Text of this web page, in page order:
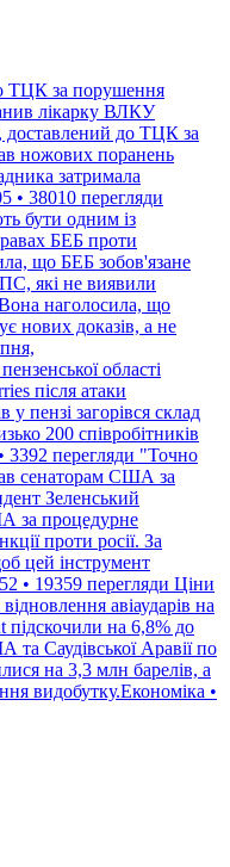
ТЦК за порушення
лікарку ВЛКУ
доставлений до ТЦК за
ножових поранень
затримала
• 38010 перегляди
бути одним із
БЕБ проти
що БЕБ зобов'язане
які не виявили
наголосила, що
нових доказів, а не
області
після атаки
у пензі загорівся склад
200 співробітників
3392 перегляди "Точно
сенаторам США за
Зеленський
за процедурне
проти росії. За
цей інструмент
• 19359 перегляди Ціни
авіаударів на
підскочили на 6,8% до
та Саудівської Аравії по
на 3,3 млн барелів, а
видобутку.Економіка •